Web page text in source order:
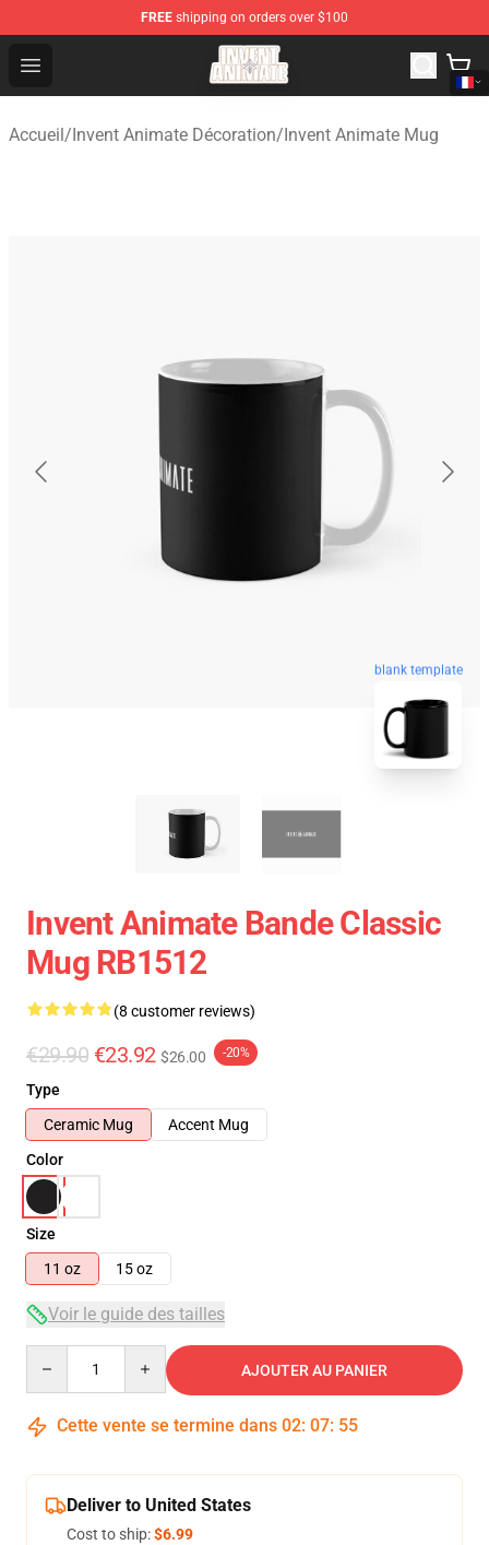
FREE shipping on orders over $100
Open menu
Invent Animate Shop - Official Invent Animate
Accueil/Invent Animate Décoration/Invent Animate Mug
blank template
Invent Animate Bande Classic
Mug RB1512
(8 customer reviews)
€29.90 €23.92 $26.00 -20%
Type
Ceramic Mug
Accent Mug
Color
Size
11 oz
15 oz
Voir le guide des tailles
AJOUTER AU PANIER
Cette vente se termine dans 02: 07: 54
Deliver to United States
Cost to ship:$6.99